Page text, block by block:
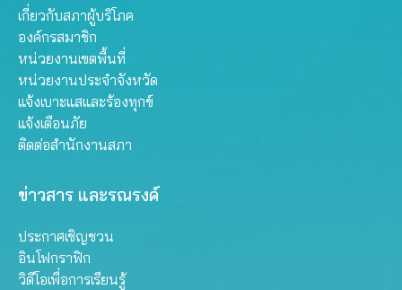
เกี่ยวกับสภาผู้บริโภค
องค์กรสมาชิก
หน่วยงานเขตพื้นที่
หน่วยงานประจำจังหวัด
แจ้งเบาะแสและร้องทุกข์
แจ้งเตือนภัย
ติดต่อสำนักงานสภา
ข่าวสาร และรณรงค์
ประกาศเชิญชวน
อินโฟกราฟิก
วิดีโอเพื่อการเรียนรู้